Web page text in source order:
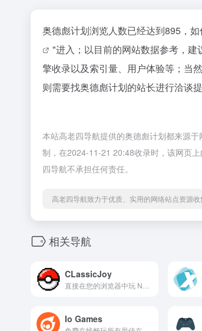
奥德彪计划浏览人数已经达到895，
"进入；以目前的网站数据参考，
擎收录以及索引量、用户体验等；当
则需要找奥德彪计划的站长进行洽谈
本站高老四导航提供的奥德彪计划都来源
制，在2024-11-21 20:48收录时，该网页
四导航不承担任何责任。
高老四导航致力于优质、实用的网络站点资源收
相关导航
CLassicJoy
Io Games